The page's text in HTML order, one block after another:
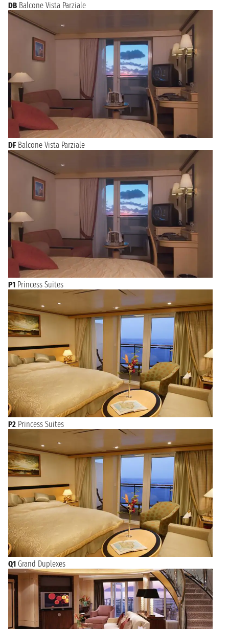
DB Balcone Vista Parziale
DF Balcone Vista Parziale
P1 Princess Suites
P2 Princess Suites
Q1 Grand Duplexes